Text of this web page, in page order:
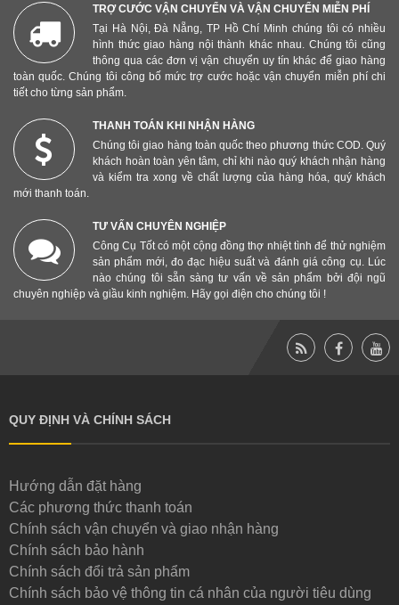
TRỢ CƯỚC VẬN CHUYỂN VÀ VẬN CHUYỂN MIỄN PHÍ
Tại Hà Nội, Đà Nẵng, TP Hồ Chí Minh chúng tôi có nhiều
hình thức giao hàng nội thành khác nhau. Chúng tôi cũng
thông qua các đơn vị vận chuyển uy tín khác để giao hàng
toàn quốc. Chúng tôi công bố mức trợ cước hoặc vận chuyển miễn phí chi
tiết cho từng sản phẩm.
THANH TOÁN KHI NHẬN HÀNG
Chúng tôi giao hàng toàn quốc theo phương thức COD. Quý
khách hoàn toàn yên tâm, chỉ khi nào quý khách nhận hàng
và kiểm tra xong về chất lượng của hàng hóa, quý khách
mới thanh toán.
TƯ VẤN CHUYÊN NGHIỆP
Công Cụ Tốt có một cộng đồng thợ nhiệt tình để thử nghiệm
sản phẩm mới, đo đạc hiệu suất và đánh giá công cụ. Lúc
nào chúng tôi sẵn sàng tư vấn về sản phẩm bởi đội ngũ
chuyên nghiệp và giầu kinh nghiệm. Hãy gọi điện cho chúng tôi !
QUY ĐỊNH VÀ CHÍNH SÁCH
Hướng dẫn đặt hàng
Các phương thức thanh toán
Chính sách vận chuyển và giao nhận hàng
Chính sách bảo hành
Chính sách đổi trả sản phẩm
Chính sách bảo vệ thông tin cá nhân của người tiêu dùng